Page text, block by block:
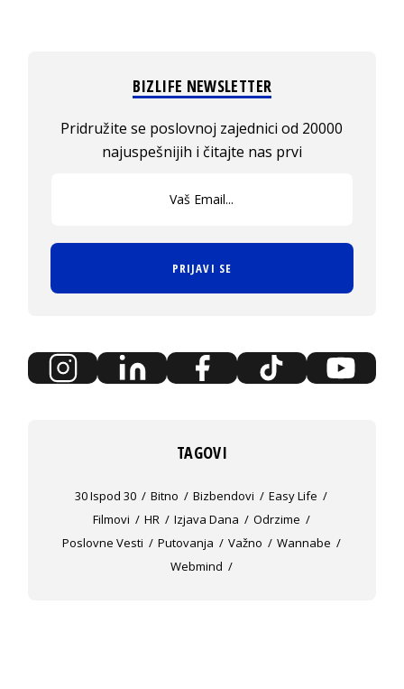
BIZLIFE NEWSLETTER
Pridružite se poslovnoj zajednici od 20000
najuspešnijih i čitajte nas prvi
PRIJAVI SE
TAGOVI
30 Ispod 30 Bitno Bizbendovi
Easy Life
Filmovi
HR Izjava Dana
Odrzime
Poslovne Vesti
Putovanja Važno
Wannabe
Webmind